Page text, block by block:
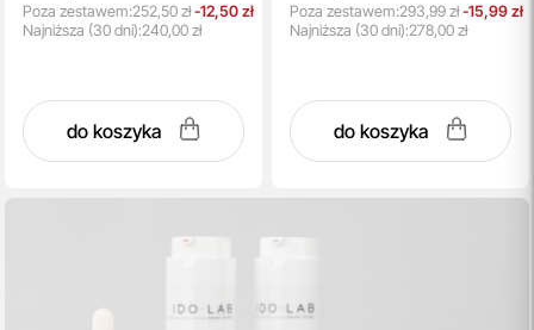
Poza zestawem:252,50 zł-12,50 zł
Najniższa (30 dni):240,00 zł
do koszyka
Poza zestawem:293,99 zł-15,99 zł
Najniższa (30 dni):278,00 zł
do koszyka